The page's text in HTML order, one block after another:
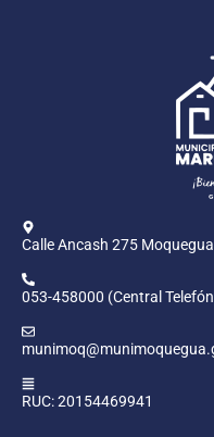
Calle Ancash 275 Moquegua
053-458000 (Central
RUC: 20154469941